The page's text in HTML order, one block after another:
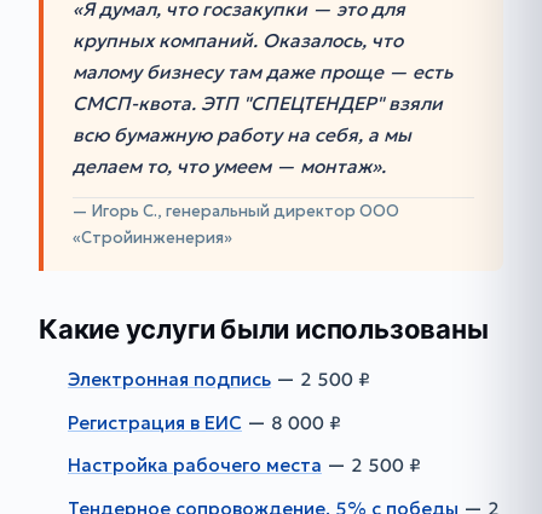
«Я думал, что госзакупки — это для
крупных компаний. Оказалось, что
малому бизнесу там даже проще — есть
СМСП-квота. ЭТП "СПЕЦТЕНДЕР" взяли
всю бумажную работу на себя, а мы
делаем то, что умеем — монтаж».
— Игорь С., генеральный директор ООО
«Стройинженерия»
Какие услуги были использованы
Электронная подпись — 2 500 ₽
Регистрация в ЕИС — 8 000 ₽
Настройка рабочего места — 2 500 ₽
Тендерное сопровождение, 5% с победы — 2